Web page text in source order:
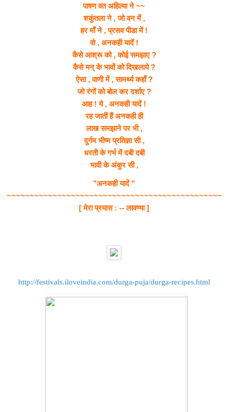
पाषण वत अहिल्या ने ~~
शकुंतला ने , जो वन में ,
हर माँ ने , प्रसव पीडा में !
वो , अनकही यादें !
कैसे आश्रू को , कोई समझाए ?
कैसे मन् के भावों को दिखलाये ?
ऐसा , वाणी में , सामर्थ्य कहाँ ?
जो रंगों को बोल कर दर्शाए ?
आह ! ये , अनकही यादें !
रह जातीं हैं अनकही ही
लाख समझाने पर भी ,
दुर्गम भीष्म प्रतिज्ञा सी ,
धरती के गर्भ में दबी दबी
भावी के अंकुर सी ,
"अनकही यादें "
~~~~~~~~~~~~~~~~~~~~~~~~~~~~~~~~~~~~~~~~~~~~~~~
[ मेरा प्रयास : -- लावण्या ]
http://festivals.iloveindia.com/durga-puja/durga-recipes.html